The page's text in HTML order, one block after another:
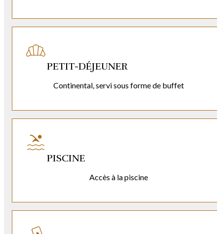
PETIT-DÉJEUNER
Continental, servi sous forme de buffet
PISCINE
Accès à la piscine